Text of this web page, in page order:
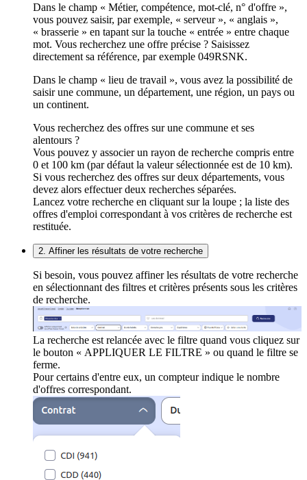
Dans le champ « Métier, compétence, mot-clé, n° d'offre »,
vous pouvez saisir, par exemple, « serveur », « anglais »,
« brasserie » en tapant sur la touche « entrée » entre chaque
mot. Vous recherchez une offre précise ? Saisissez
directement sa référence, par exemple 049RSNK.
Dans le champ « lieu de travail », vous avez la possibilité de
saisir une commune, un département, une région, un pays ou
un continent.
Vous recherchez des offres sur une commune et ses
alentours ?
Vous pouvez y associer un rayon de recherche compris entre
0 et 100 km (par défaut la valeur sélectionnée est de 10 km).
Si vous recherchez des offres sur deux départements, vous
devez alors effectuer deux recherches séparées.
Lancez votre recherche en cliquant sur la loupe ; la liste des
offres d'emploi correspondant à vos critères de recherche est
restituée.
2. Affiner les résultats de votre recherche
Si besoin, vous pouvez affiner les résultats de votre recherche
en sélectionnant des filtres et critères présents sous les critères
de recherche.
La recherche est relancée avec le filtre quand vous cliquez sur
le bouton « APPLIQUER LE FILTRE » ou quand le filtre se
ferme.
Pour certains d'entre eux, un compteur indique le nombre
d'offres correspondant.